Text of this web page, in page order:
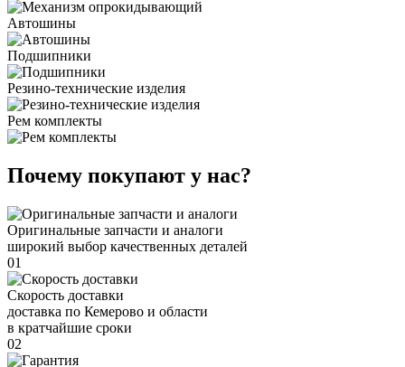
Автошины
Подшипники
Резино-технические изделия
Рем комплекты
Почему покупают у нас?
Оригинальные запчасти и аналоги
широкий выбор качественных деталей
01
Скорость доставки
доставка по Кемерово и области
в кратчайшие сроки
02